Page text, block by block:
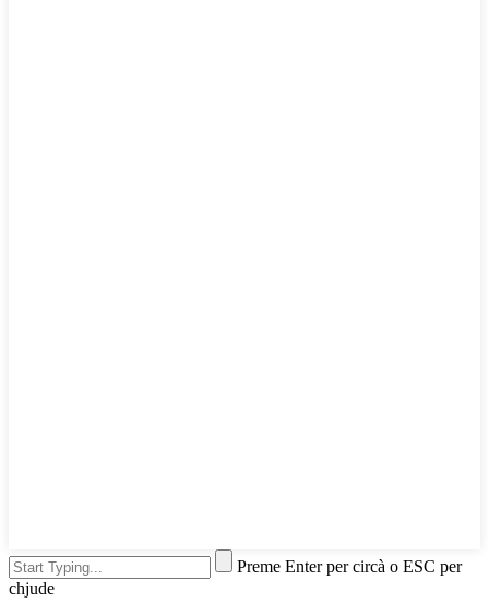
Preme Enter per circà o ESC per
chjude